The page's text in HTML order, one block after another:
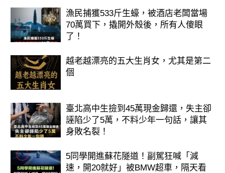
漁民捕獲533斤生蠔，被酒店老闆當場
70萬買下，撬開外殼後，所有人傻眼
了！
越老越漂亮的五大生肖女，尤其是第二
個
臺北高中生撿到45萬現金歸還，失主卻
誣陷少了5萬，不料少年一句話，讓其
身敗名裂！
5同學開進蘇花隧道！副駕狂喊「減
速，開20就好」被BMW超車，隔天看